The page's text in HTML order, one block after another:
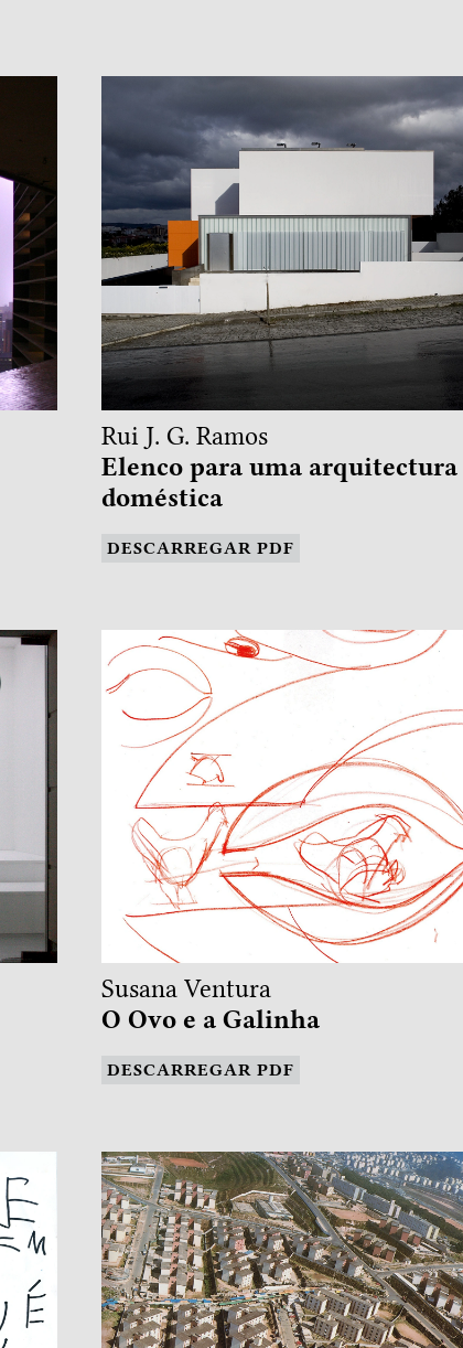
Rui J. G. Ramos
Elenco para uma arquitectura
doméstica
DESCARREGAR PDF
Susana Ventura
O Ovo e a Galinha
DESCARREGAR PDF